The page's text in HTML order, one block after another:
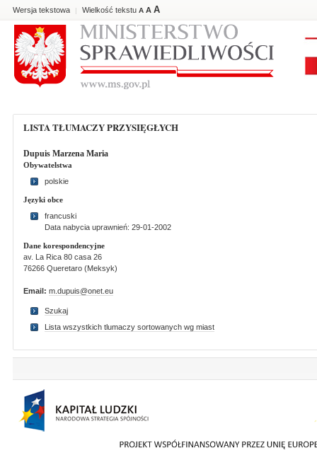
Wersja tekstowa | Wielkość tekstu A A A
LISTA TŁUMACZY PRZYSIĘGŁYCH
Dupuis Marzena Maria
Obywatelstwa
polskie
Języki obce
francuski
Data nabycia uprawnień: 29-01-2002
Dane korespondencyjne
av. La Rica 80 casa 26
76266 Queretaro (Meksyk)
Email: m.dupuis@onet.eu
Szukaj
Lista wszystkich tlumaczy sortowanych wg miast